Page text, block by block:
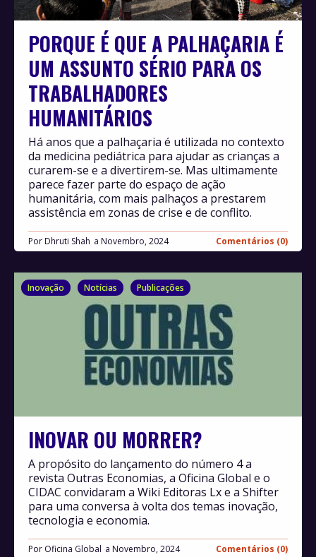
PORQUE É QUE A PALHAÇARIA É
UM ASSUNTO SÉRIO PARA OS
TRABALHADORES
HUMANITÁRIOS
Por Dhruti Shah Novembro, 2024 Comentários (0)
Há anos que a palhaçaria é utilizada no contexto
da medicina pediátrica para ajudar as crianças a
curarem-se e a divertirem-se. Mas ultimamente
parece fazer parte do espaço de ação
humanitária, com mais palhaços a prestarem
assistência em zonas de crise e de conflito.
Inovação Notícias Publicações
INOVAR OU MORRER?
Por Oficina Global Novembro, 2024 Comentários (0)
A propósito do lançamento do número 4 a
revista Outras Economias, a Oficina Global e o
CIDAC convidaram a Wiki Editoras Lx e a Shifter
para uma conversa à volta dos temas inovação,
tecnologia e economia.